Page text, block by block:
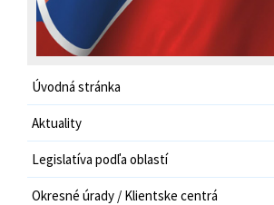
Úvodná stránka
Aktuality
Legislatíva podľa oblastí
Okresné úrady / Klientske centrá